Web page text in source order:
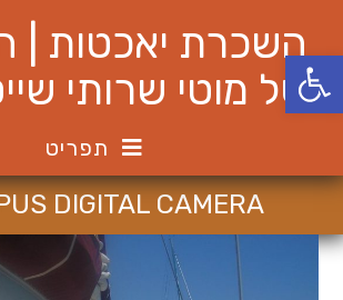
פתח סרגל נגישות
contentהשכרת יאכטות |
של מוטי שרותי
תפריט
DIGITAL CAMERA